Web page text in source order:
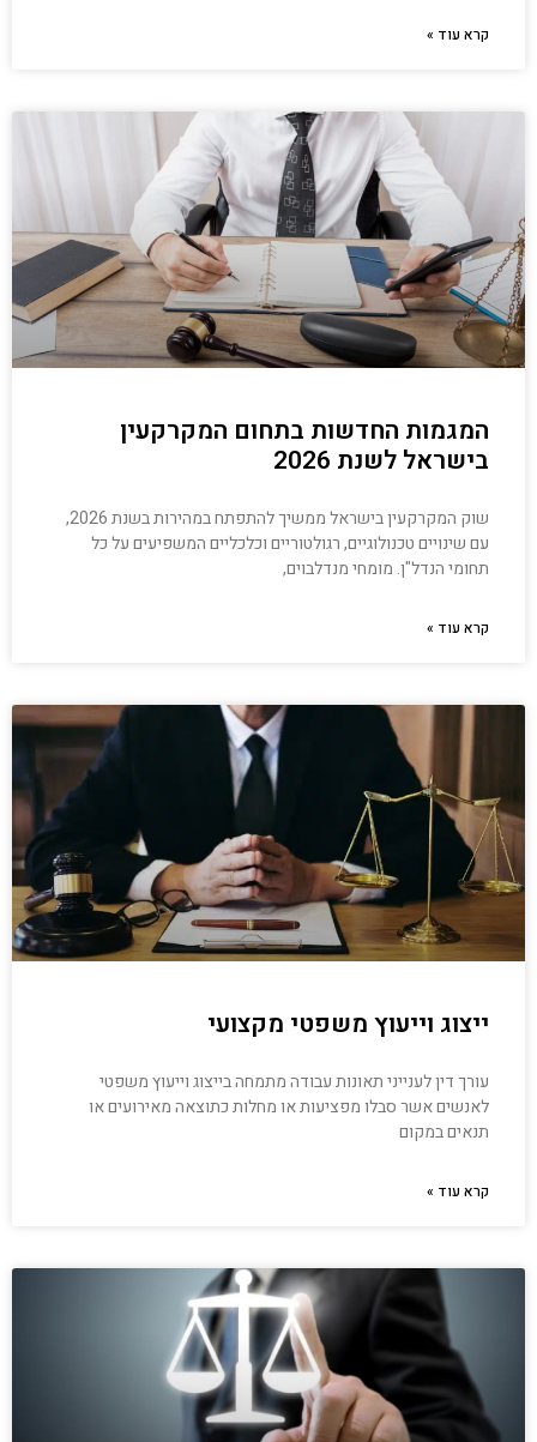
קרא עוד »
המגמות החדשות בתחום המקרקעין
בישראל לשנת 2026
שוק המקרקעין בישראל ממשיך להתפתח במהירות בשנת 2026,
עם שינויים טכנולוגיים, רגולטוריים וכלכליים המשפיעים על כל
תחומי הנדל"ן. מומחי מנדלבוים,
קרא עוד »
ייצוג וייעוץ משפטי מקצועי
עורך דין לענייני תאונות עבודה מתמחה בייצוג וייעוץ משפטי
לאנשים אשר סבלו מפציעות או מחלות כתוצאה מאירועים או
תנאים במקום
קרא עוד »